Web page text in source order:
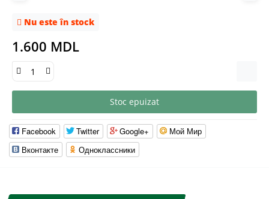
Nu este în stock
1.600 MDL
Stoc epuizat
Facebook Twitter Google+
Мой Мир
Вконтакте
Одноклассники